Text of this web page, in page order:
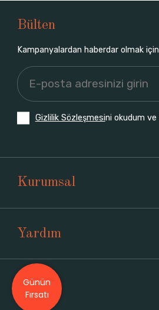
Bülten
Kampanyalardan haberdar olmak
Gizlilik Sözleşmesini okudum ve
Kurumsal
Yardım
Üyelik
Günün
Fırsatı